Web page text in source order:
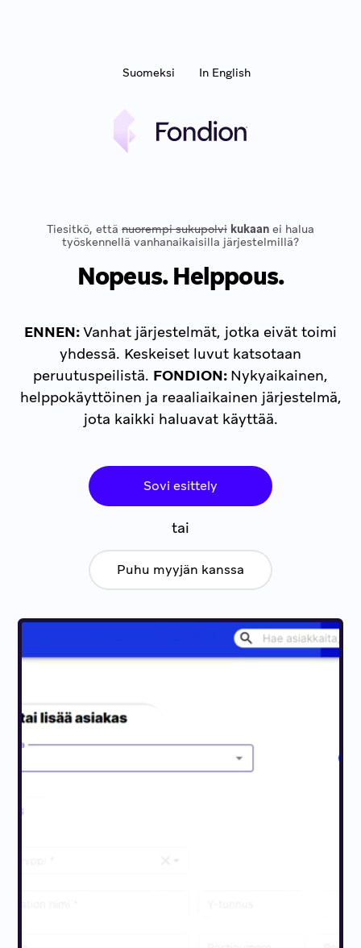
Suomeksi In English
Tiesitkö, että nuorempi sukupolvi kukaan ei halua
työskennellä vanhanaikaisilla järjestelmillä?
Nopeus. Helppous.
ENNEN:Vanhat järjestelmät, jotka eivät toimi
yhdessä. Keskeiset luvut katsotaan
peruutuspeilistä. FONDION: Nykyaikainen,
helppokäyttöinen ja reaaliaikainen järjestelmä,
jota kaikki haluavat käyttää.
Sovi esittely
tai
Puhu myyjän kanssa